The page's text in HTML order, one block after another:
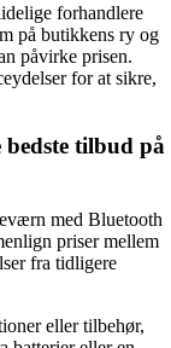
forhandlere
på butikkens ry og
påvirke prisen.
for at sikre,
tilbud på
med Bluetooth
priser mellem
fra tidligere
eller tilbehør,